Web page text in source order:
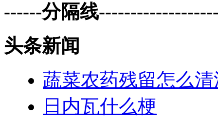
------分隔线
头条新闻
蔬菜农药残留怎么清
日内瓦什么梗